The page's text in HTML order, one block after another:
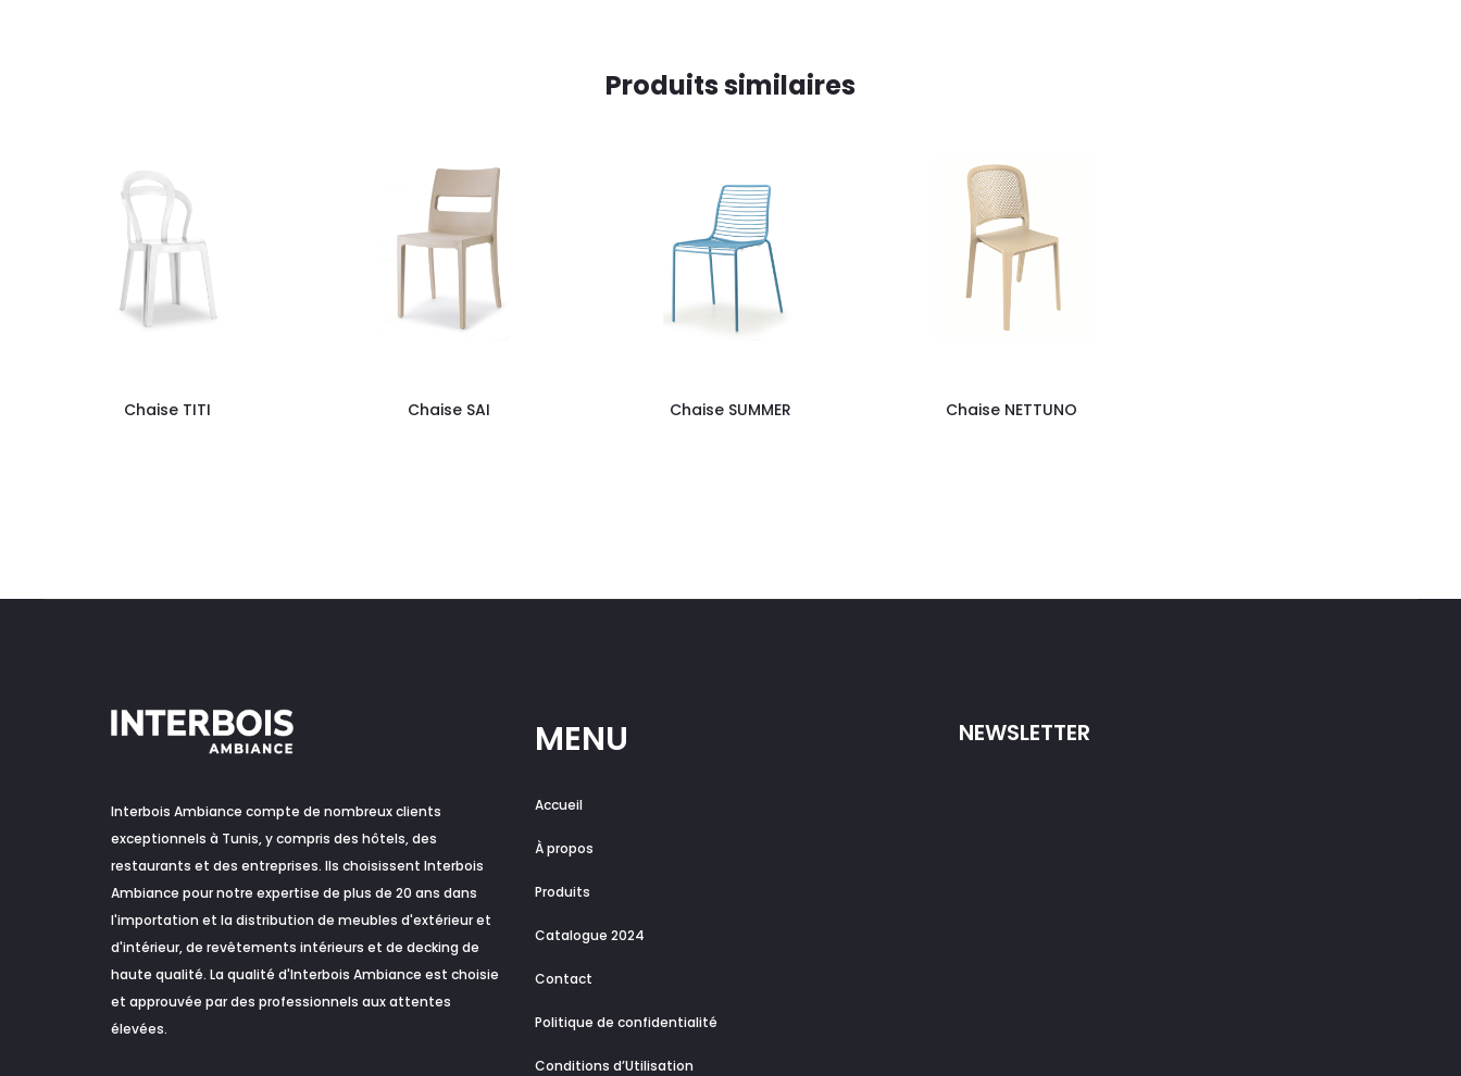
Produits similaires
Chaise TITI Chaise SAI Chaise SUMMER Chaise NETTUNO
Interbois Ambiance compte de nombreux clients
exceptionnels à Tunis, y compris des hôtels, des
restaurants et des entreprises. Ils choisissent Interbois
Ambiance pour notre expertise de plus de 20 ans dans
l'importation et la distribution de meubles d'extérieur et
d'intérieur, de revêtements intérieurs et de decking de
haute qualité. La qualité d'Interbois Ambiance est choisie
et approuvée par des professionnels aux attentes
élevées.
MENU
Accueil
À propos
Produits
Catalogue 2024
Contact
Politique de confidentialité
Conditions d’Utilisation
NEWSLETTER